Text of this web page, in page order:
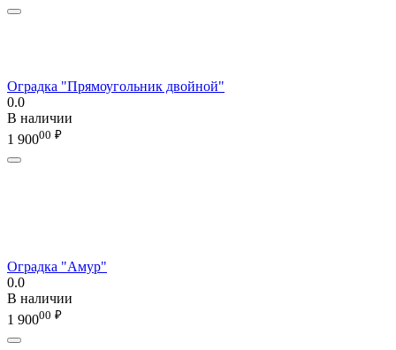
Оградка "Прямоугольник двойной"
0.0
В наличии
1 90000 ₽
Оградка "Амур"
0.0
В наличии
1 90000 ₽